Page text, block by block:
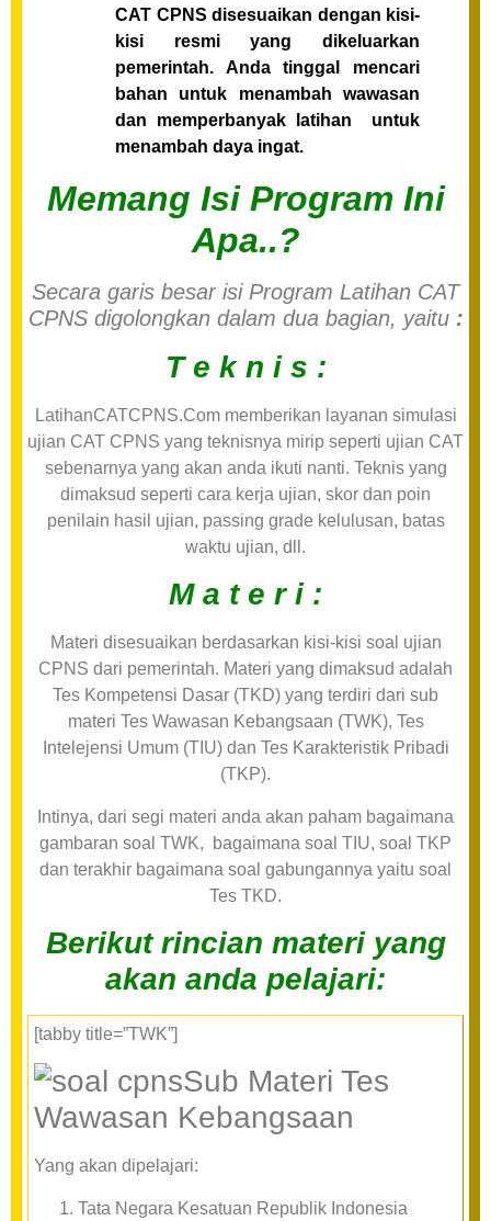
CAT CPNS disesuaikan dengan kisi-
kisi resmi yang dikeluarkan
pemerintah. Anda tinggal mencari
bahan untuk menambah wawasan
dan memperbanyak latihan untuk
menambah daya ingat.
Memang Isi Program Ini
Apa..?
Secara garis besar isi Program Latihan CAT
CPNS digolongkan dalam dua bagian, yaitu:
T e k n i s :
LatihanCATCPNS.Com memberikan layanan simulasi
ujian CAT CPNS yang teknisnya mirip seperti ujian CAT
sebenarnya yang akan anda ikuti nanti. Teknis yang
dimaksud seperti cara kerja ujian, skor dan poin
penilain hasil ujian, passing grade kelulusan, batas
waktu ujian, dll.
M a t e r i :
Materi disesuaikan berdasarkan kisi-kisi soal ujian
CPNS dari pemerintah. Materi yang dimaksud adalah
Tes Kompetensi Dasar (TKD) yang terdiri dari sub
materi Tes Wawasan Kebangsaan (TWK), Tes
Intelejensi Umum (TIU) dan Tes Karakteristik Pribadi
(TKP).
Intinya, dari segi materi anda akan paham bagaimana
gambaran soal TWK, bagaimana soal TIU, soal TKP
dan terakhir bagaimana soal gabungannya yaitu soal
Tes TKD.
Berikut rincian materi yang
akan anda pelajari:
[tabby title=”TWK”]
Sub Materi Tes
Wawasan Kebangsaan
Yang akan dipelajari:
Tata Negara Kesatuan Republik Indonesia